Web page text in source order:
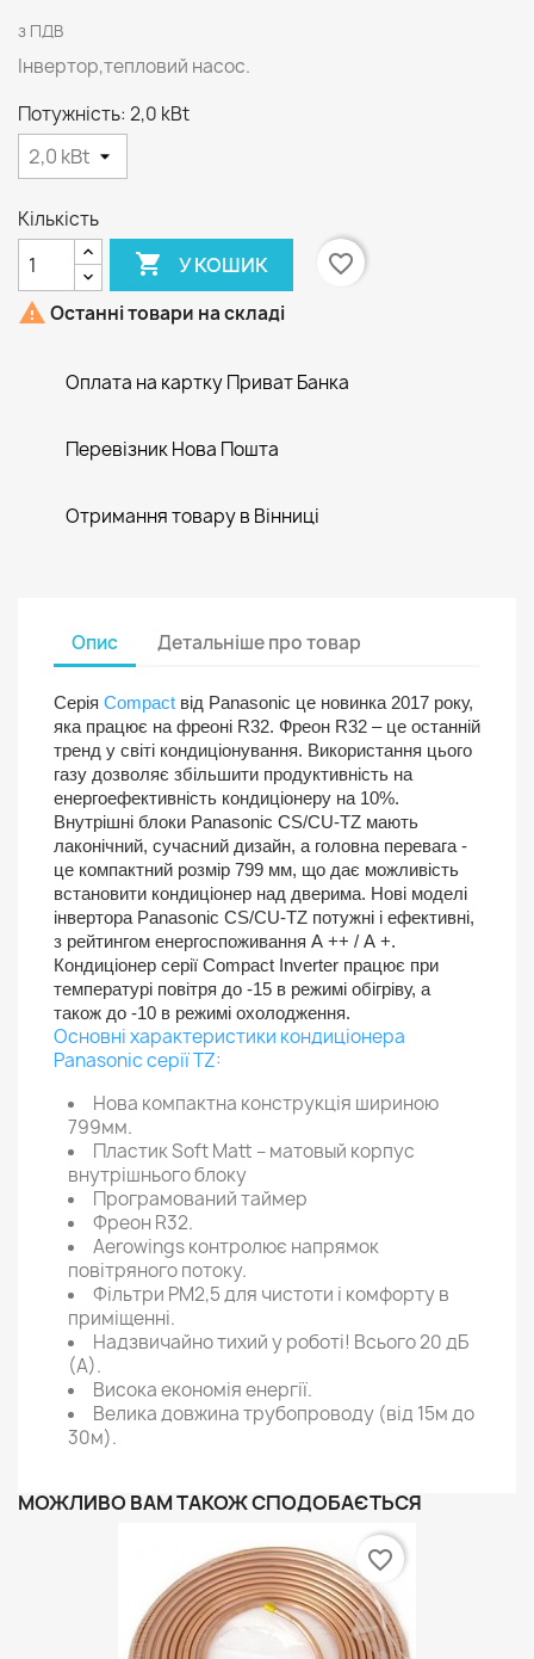
з ПДВ
Інвертор,тепловий насос.
Потужність: 2,0 kBt
Кількість
 У КОШИК
favorite_border
 Останні товари на складі
Оплата на картку Приват Банка
Перевізник Нова Пошта
Отримання товару в Вінниці
Опис Детальніше про товар
Серія Compact від Panasonic це новинка 2017 року,
яка працює на фреоні R32. Фреон R32 – це останній
тренд у світі кондиціонування. Використання цього
газу дозволяє збільшити продуктивність на
енергоефективність кондиціонеру на 10%.
Внутрішні блоки Panasonic CS/CU-TZ мають
лаконічний, сучасний дизайн, а головна перевага -
це компактний розмір 799 мм, що дає можливість
встановити кондиціонер над дверима. Нові моделі
інвертора Panasonic CS/CU-TZ потужні і ефективні,
з рейтингом енергоспоживання А ++ / А +.
Кондиціонер серії Compact Inverter працює при
температурі повітря до -15 в режимі обігріву, а
також до -10 в режимі охолодження.
Основні характеристики кондиціонера
Panasonic серії TZ:
Нова компактна конструкція шириною
799мм.
Пластик Soft Matt – матовый корпус
внутрішнього блоку
Програмований таймер
Фреон R32.
Aerowings контролює напрямок
повітряного потоку.
Фільтри РМ2,5 для чистоти і комфорту в
приміщенні.
Надзвичайно тихий у роботі! Всього 20 дБ
(А).
Висока економія енергії.
Велика довжина трубопроводу (від 15м до
30м).
МОЖЛИВО ВАМ ТАКОЖ СПОДОБАЄТЬСЯ
favorite_border